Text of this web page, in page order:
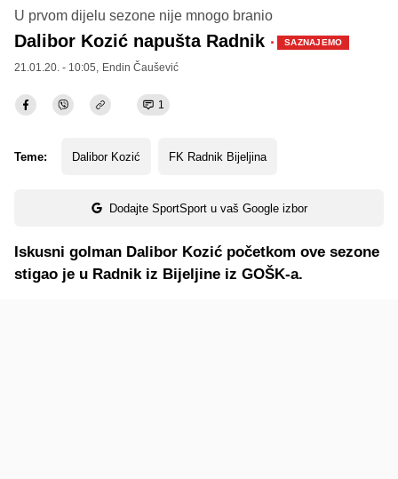
U prvom dijelu sezone nije mnogo branio
Dalibor Kozić napušta Radnik · SAZNAJEMO
21.01.20. - 10:05, Endin Čaušević
1
Teme: Dalibor Kozić FK Radnik Bijeljina
Dodajte SportSport u vaš Google izbor
Iskusni golman Dalibor Kozić početkom ove sezone
stigao je u Radnik iz Bijeljine iz GOŠK-a.